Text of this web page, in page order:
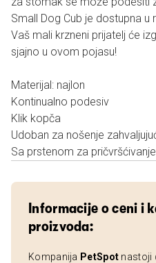
Small Dog Cub je dostupna
Vaš mali krzneni prijatelj će
sjajno u ovom pojasu!
Materijal: najlon
Kontinualno podesiv
Klik kopča
Udoban za nošenje
Sa prstenom za
Informacije o ceni i
proizvoda:
Kompanija PetSpot nastoji